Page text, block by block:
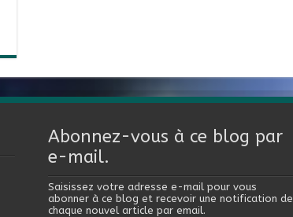
Abonnez-vous à ce blog par
e-mail.
Saisissez votre adresse e-mail pour vous
abonner à ce blog et recevoir une notification de
chaque nouvel article par email.